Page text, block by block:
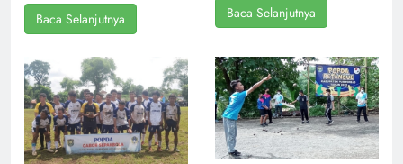
Baca Selanjutnya Baca Selanjutnya